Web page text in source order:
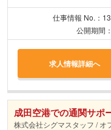
仕事情報 No.：
公開期間
求人情報詳細へ
成田空港での通関サポ
株式会社シグマスタッフ / オ